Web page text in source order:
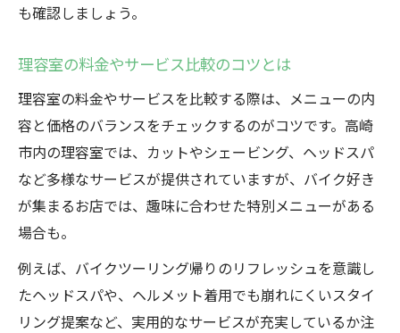
も確認しましょう。
理容室の料金やサービス比較のコツとは
理容室の料金やサービスを比較する際は、メニューの内
容と価格のバランスをチェックするのがコツです。高崎
市内の理容室では、カットやシェービング、ヘッドスパ
など多様なサービスが提供されていますが、バイク好き
が集まるお店では、趣味に合わせた特別メニューがある
場合も。
例えば、バイクツーリング帰りのリフレッシュを意識し
たヘッドスパや、ヘルメット着用でも崩れにくいスタイ
リング提案など、実用的なサービスが充実しているか注